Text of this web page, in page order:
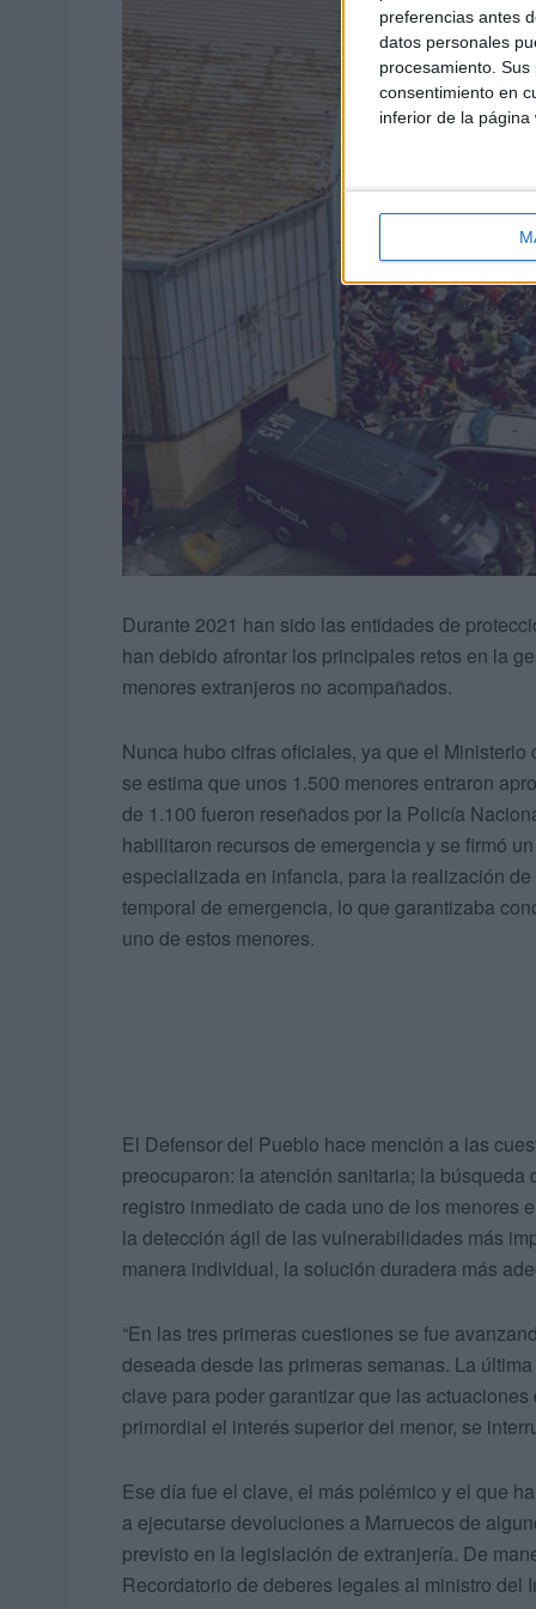
preferencias antes
datos personales
procesamiento.
consentimiento en
inferior de la página
Durante 2021 han sido las entidades de
han debido afrontar los principales retos en la
menores extranjeros no acompañados.
Nunca hubo cifras oficiales, ya que el
se estima que unos 1.500 menores entraron
de 1.100 fueron reseñados por la Policía
habilitaron recursos de emergencia y se firmó
especializada en infancia, para la realización
temporal de emergencia, lo que garantizaba
uno de estos menores.
El Defensor del Pueblo hace mención a las
preocuparon: la atención sanitaria; la
registro inmediato de cada uno de los menores
la detección ágil de las vulnerabilidades más
manera individual, la solución duradera más
“En las tres primeras cuestiones se fue
deseada desde las primeras semanas. La
clave para poder garantizar que las
primordial el interés superior del menor, se
Ese día fue el clave, el más polémico y el que
a ejecutarse devoluciones a Marruecos de
previsto en la legislación de extranjería. De
Recordatorio de deberes legales al ministro del